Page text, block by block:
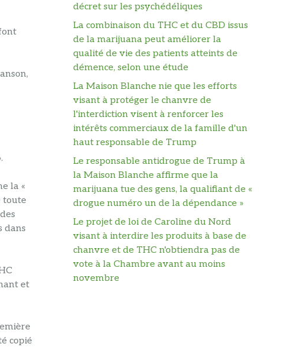
la «
toute
dans
et
copié
décret sur les psychédéliques
La combinaison du THC et du CBD issus
de la marijuana peut améliorer la
qualité de vie des patients atteints de
démence, selon une étude
La Maison Blanche nie que les efforts
visant à protéger le chanvre de
l'interdiction visent à renforcer les
intérêts commerciaux de la famille d'un
haut responsable de Trump
Le responsable antidrogue de Trump à
la Maison Blanche affirme que la
marijuana tue des gens, la qualifiant de «
drogue numéro un de la dépendance »
Le projet de loi de Caroline du Nord
visant à interdire les produits à base de
chanvre et de THC n'obtiendra pas de
vote à la Chambre avant au moins
novembre